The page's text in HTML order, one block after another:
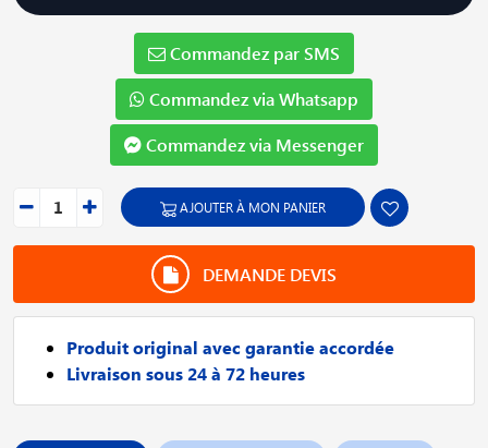
Commandez par SMS
Commandez via Whatsapp
Commandez via Messenger
AJOUTER À MON PANIER
DEMANDE DEVIS
Produit original avec garantie accordée
Livraison sous 24 à 72 heures